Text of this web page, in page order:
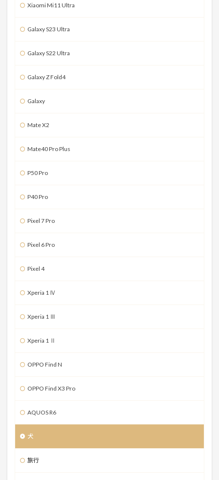
Xiaomi Mi11 Ultra
Galaxy S23 Ultra
Galaxy S22 Ultra
Galaxy Z Fold4
Galaxy
Mate X2
Mate40 Pro Plus
P50 Pro
P40 Pro
Pixel 7 Pro
Pixel 6 Pro
Pixel 4
Xperia 1 Ⅳ
Xperia 1 Ⅲ
Xperia 1 Ⅱ
OPPO Find N
OPPO Find X3 Pro
AQUOS R6
犬
旅行